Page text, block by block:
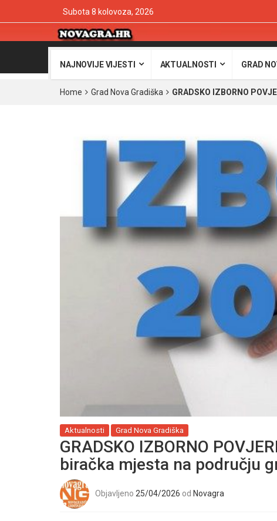
Subota 8 kolovoza, 2026
NAJNOVIJE VIJESTI AKTUALNOSTI GRAD
Home Grad Nova Gradiška GRADSKO IZBORNO
Aktualnosti Grad Nova Gradiška
GRADSKO IZBORNO
biračka mjesta na području
Objavljeno 25/04/2026 od Novagra